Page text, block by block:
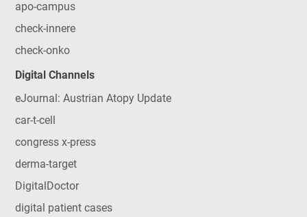
apo-campus
check-innere
check-onko
Digital Channels
eJournal: Austrian Atopy Update
car-t-cell
congress x-press
derma-target
DigitalDoctor
digital patient cases